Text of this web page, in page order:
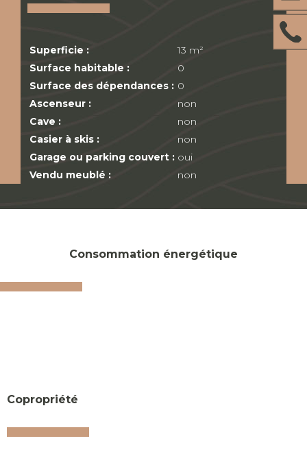
Superficie :
13 m²
Surface habitable :
0
Surface des dépendances : 0
Ascenseur :
non
Cave :
non
Casier à skis :
non
Garage ou parking couvert : oui
Vendu meublé :
non
Consommation énergétique
Copropriété